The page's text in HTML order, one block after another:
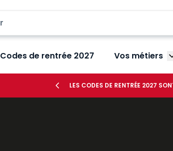
Codes de rentrée 2027 Vos métiers
LES CODES DE RENTRÉE 2027